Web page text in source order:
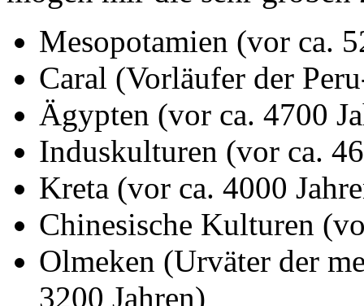
Mesopotamien (vor ca.
Caral (Vorläufer der
Ägypten (vor ca. 4700
Induskulturen (vor ca.
Kreta (vor ca. 4000
Chinesische Kulturen
Olmeken (Urväter der
3200 Jahren)